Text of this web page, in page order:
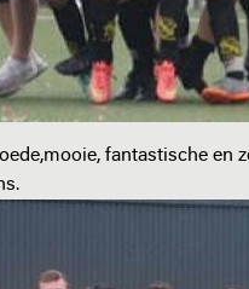
fantastische en